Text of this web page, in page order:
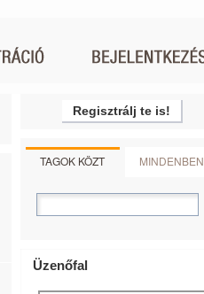
Regisztrálj te is!
TAGOK KÖZT MINDENBEN
Üzenőfal